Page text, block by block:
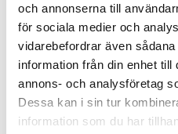
och annonserna till
för sociala medier och
vidarebefordrar även
information från din enhet till
annons- och analysföretag
Dessa kan i sin tur
information som du har